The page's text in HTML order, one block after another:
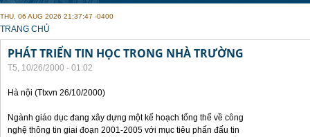
THU, 06 AUG 2026 21:37:47 -0400
YOU ARE HERE
TRANG CHỦ
PHÁT TRIỂN TIN HỌC TRONG NHÀ TRƯỜNG
T5, 10/26/2000 - 01:02
Hà nội (Ttxvn 26/10/2000)
Ngành giáo dục đang xây dựng một kế hoạch tổng thể về công
nghệ thông tin giai đoạn 2001-2005 với mục tiêu phấn đấu tin